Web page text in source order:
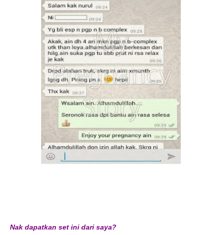
Nak dapatkan set ini dari saya?